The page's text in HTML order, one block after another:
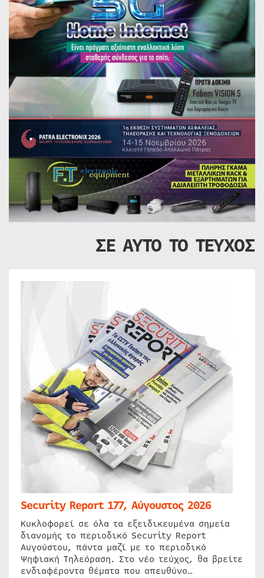
ΣΕ ΑΥΤΟ ΤΟ ΤΕΥΧΟΣ
Security Report 177, Αύγουστος 2026
Κυκλοφορεί σε όλα τα εξειδικευμένα σημεία
διανομής το περιοδικό Security Report
Αυγούστου, πάντα μαζί με το περιοδικό
Ψηφιακή Τηλεόραση. Στο νέο τεύχος, θα βρείτε
ενδιαφέροντα θέματα που απευθύνο…